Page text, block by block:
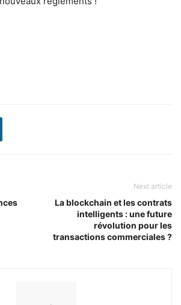
Next article
La blockchain et les contrats
intelligents : une future
révolution pour les
transactions commerciales ?